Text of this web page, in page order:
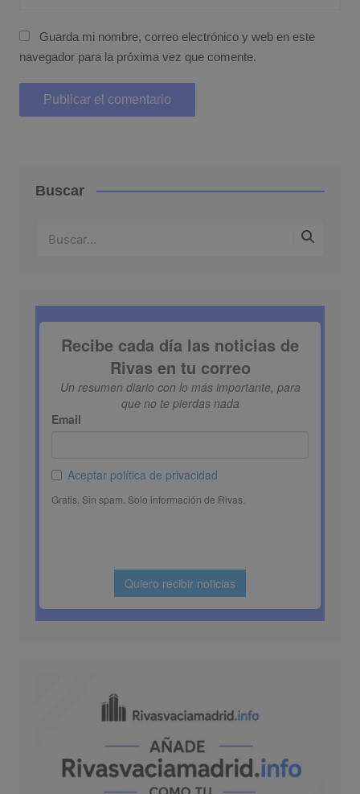
Guarda mi nombre, correo electrónico y web en este
navegador para la próxima vez que comente.
Buscar